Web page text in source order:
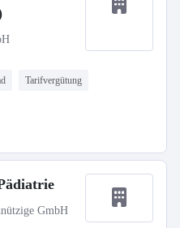
Tarifvergütung
GmbH